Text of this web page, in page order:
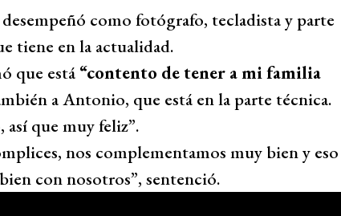
como fotógrafo, tecladista y parte
tiene en la actualidad.
que está “contento de tener a mi familia
a Antonio, que está en la parte técnica.
que muy feliz”.
nos complementamos muy bien y eso
con nosotros”, sentenció.